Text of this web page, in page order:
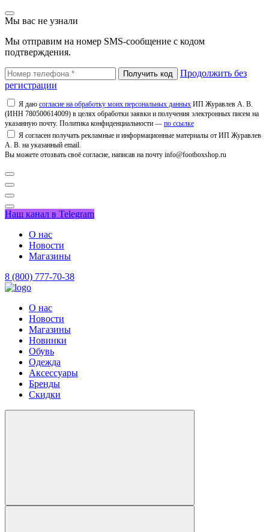
Мы вас не узнали
Мы отправим на номер SMS-сообщение с кодом
подтверждения.
Продолжить без
регистрации
Я даю согласие на обработку моих персональных данных ИП Журавлев А. В.
(ИНН 780500614009) в целях обработки заявки и получения электронных писем на
указанную почту. Политика конфиденциальности — по ссылке
Я согласен получать рекламные и информационные материалы от ИП Журавлев
А. В. на указанный email.
Вы можете отозвать своё согласие, написав на почту info@footboxshop.ru
Наш канал в Telegram
О нас
Новости
Магазины
8 (800) 777-70-38
О нас
Новости
Магазины
Новинки
Обувь
Одежда
Аксессуары
Бренды
Скидки